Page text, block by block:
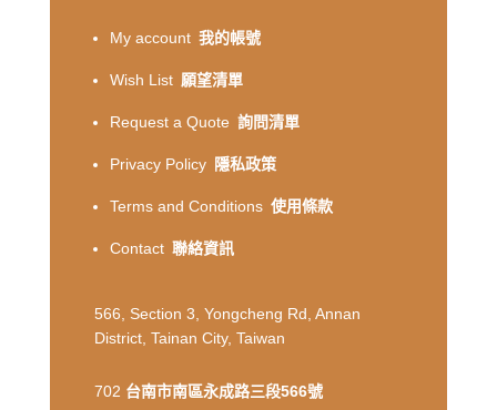
My account 我的帳號
Wish List 願望清單
Request a Quote 詢問清單
Privacy Policy 隱私政策
Terms and Conditions 使用條款
Contact 聯絡資訊
566, Section 3, Yongcheng Rd, Annan
District, Tainan City, Taiwan
702 台南市南區永成路三段566號